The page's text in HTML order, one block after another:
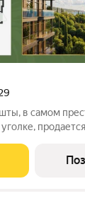
в самом
комплексе
«Развитие».